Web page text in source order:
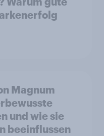
Magnum
und wie sie
beeinflussen